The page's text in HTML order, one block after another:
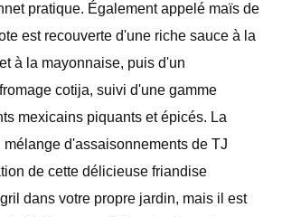
pratique. Également appelé maïs de
est recouverte d'une riche sauce à la
à la mayonnaise, puis d'un
cotija, suivi d'une gamme
mexicains piquants et épicés. La
d'assaisonnements de TJ
de cette délicieuse friandise
dans votre propre jardin, mais il est